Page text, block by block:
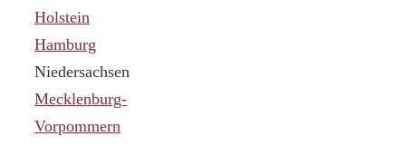
Holstein
Hamburg
Niedersachsen
Mecklenburg-
Vorpommern